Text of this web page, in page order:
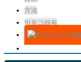
方法
인포그래픽
무